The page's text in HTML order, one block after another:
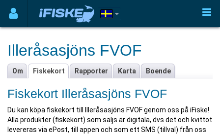
Illeråsasjöns FVOF
Om Fiskekort Rapporter Karta Boende
Fiskekort Illeråsasjöns FVOF
Du kan köpa fiskekort till Illeråsasjöns FVOF genom oss på iFiske!
Alla produkter (fiskekort) som säljs är digitala, dvs det och kvittot
levereras via ePost, till appen och som ett SMS (tillval) från oss